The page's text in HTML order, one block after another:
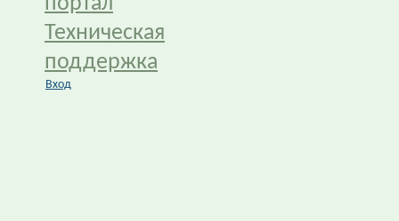
Техническая
поддержка
Вход